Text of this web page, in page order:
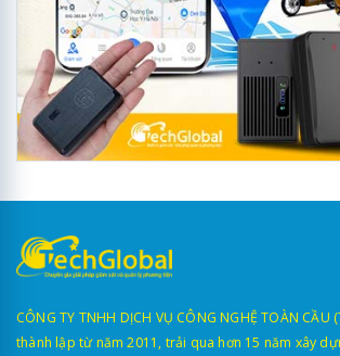
CÔNG TY TNHH DỊCH VỤ CÔNG NGHỆ TOÀN
thành lập từ năm 2011, trải qua hơn 15 năm xây